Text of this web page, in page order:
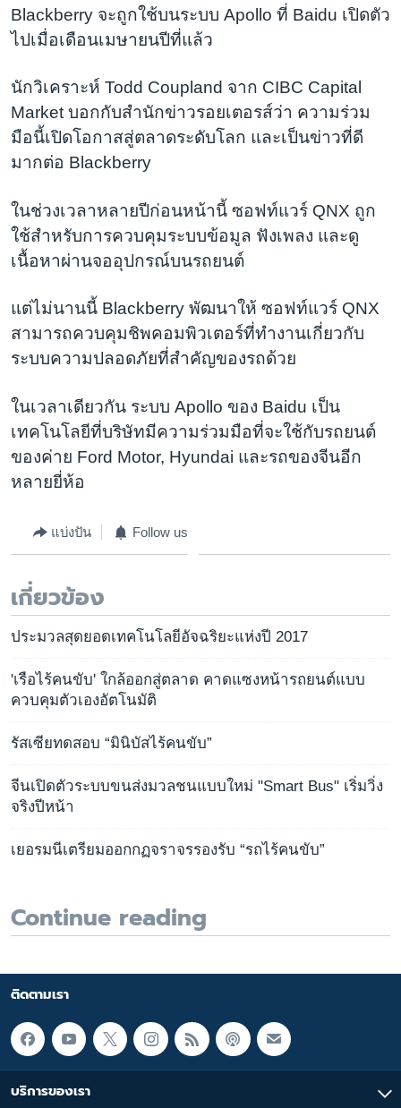
Blackberry จะถูกใช้บนระบบ Apollo ที่ Baidu เปิดตัว
ไปเมื่อเดือนเมษายนปีที่แล้ว
นักวิเคราะห์ Todd Coupland จาก CIBC Capital
Market บอกกับสำนักข่าวรอยเตอรส์ว่า ความร่วม
มือนี้เปิดโอกาสสู่ตลาดระดับโลก และเป็นข่าวที่ดี
มากต่อ Blackberry
ในช่วงเวลาหลายปีก่อนหน้านี้ ซอฟท์แวร์ QNX ถูก
ใช้สำหรับการควบคุมระบบข้อมูล ฟังเพลง และดู
เนื้อหาผ่านจออุปกรณ์บนรถยนต์
แต่ไม่นานนี้ Blackberry พัฒนาให้ ซอฟท์แวร์ QNX
สามารถควบคุมชิพคอมพิวเตอร์ที่ทำงานเกี่ยวกับ
ระบบความปลอดภัยที่สำคัญของรถด้วย
ในเวลาเดียวกัน ระบบ Apollo ของ Baidu เป็น
เทคโนโลยีที่บริษัทมีความร่วมมือที่จะใช้กับรถยนต์
ของค่าย Ford Motor, Hyundai และรถของจีนอีก
หลายยี่ห้อ
แบ่งปัน Follow us
เกี่ยวข้อง
ประมวลสุดยอดเทคโนโลยีอัจฉริยะแห่งปี 2017
'เรือไร้คนขับ' ใกล้ออกสู่ตลาด คาดแซงหน้ารถยนต์แบบ
ควบคุมตัวเองอัตโนมัติ
รัสเซียทดสอบ “มินิบัสไร้คนขับ”
จีนเปิดตัวระบบขนส่งมวลชนแบบใหม่ "Smart Bus" เริ่มวิ่ง
จริงปีหน้า
เยอรมนีเตรียมออกกฏจราจรรองรับ “รถไร้คนขับ”
Continue reading
ติดตามเรา
บริการของเรา